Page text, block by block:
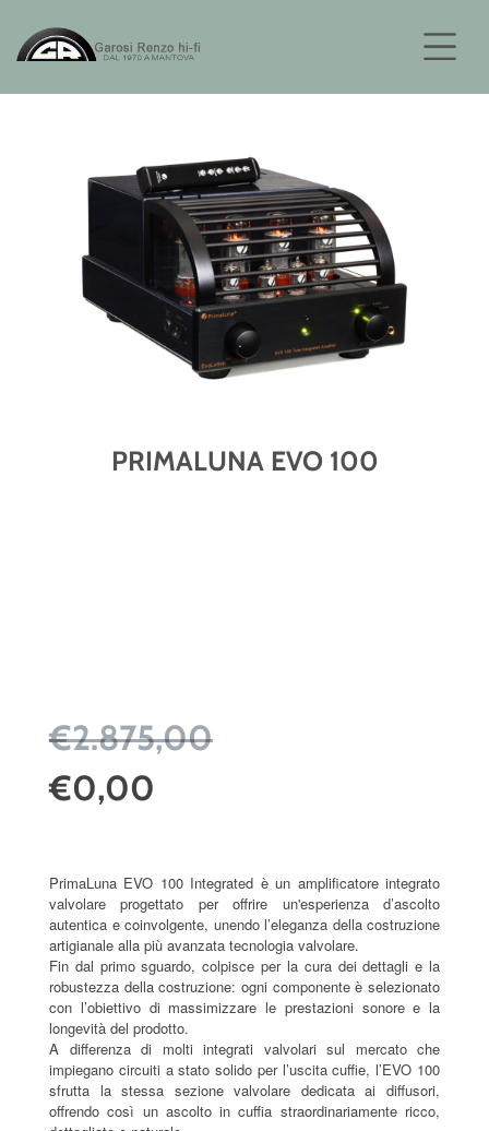
PRIMALUNA EVO 100
€2.875,00
€0,00
PrimaLuna EVO 100 Integrated è un amplificatore integrato
valvolare progettato per offrire un'esperienza d’ascolto
autentica e coinvolgente, unendo l’eleganza della costruzione
artigianale alla più avanzata tecnologia valvolare.
Fin dal primo sguardo, colpisce per la cura dei dettagli e la
robustezza della costruzione: ogni componente è selezionato
con l’obiettivo di massimizzare le prestazioni sonore e la
longevità del prodotto.
A differenza di molti integrati valvolari sul mercato che
impiegano circuiti a stato solido per l’uscita cuffie, l’EVO 100
sfrutta la stessa sezione valvolare dedicata ai diffusori,
offrendo così un ascolto in cuffia straordinariamente ricco,